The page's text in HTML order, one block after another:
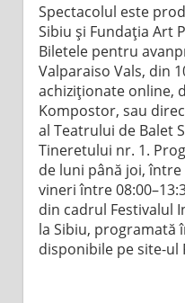
Spectacolul este
Sibiu și Fundația Art
Biletele pentru
Valparaiso Vals, din
achiziționate online,
Kompostor, sau
al Teatrului de Balet
Tineretului nr. 1.
de luni până joi, între
vineri între
din cadrul Festivalul
la Sibiu, programată
disponibile pe site-ul